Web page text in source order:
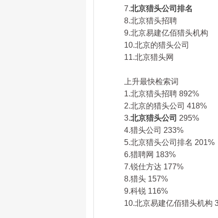
7.北京猎头公司排名
8.北京猎头招聘
9.北京易建亿佰猎头机构
10.北京的猎头公司
11.北京猎头网
上升最快检索词
1.北京猎头招聘 892%
2.北京的猎头公司 418%
3.北京猎头公司 295%
4.猎头公司 233%
5.北京猎头公司排名 201%
6.猎聘网 183%
7.锐仕方达 177%
8.猎头 157%
9.科锐 116%
10.北京易建亿佰猎头机构